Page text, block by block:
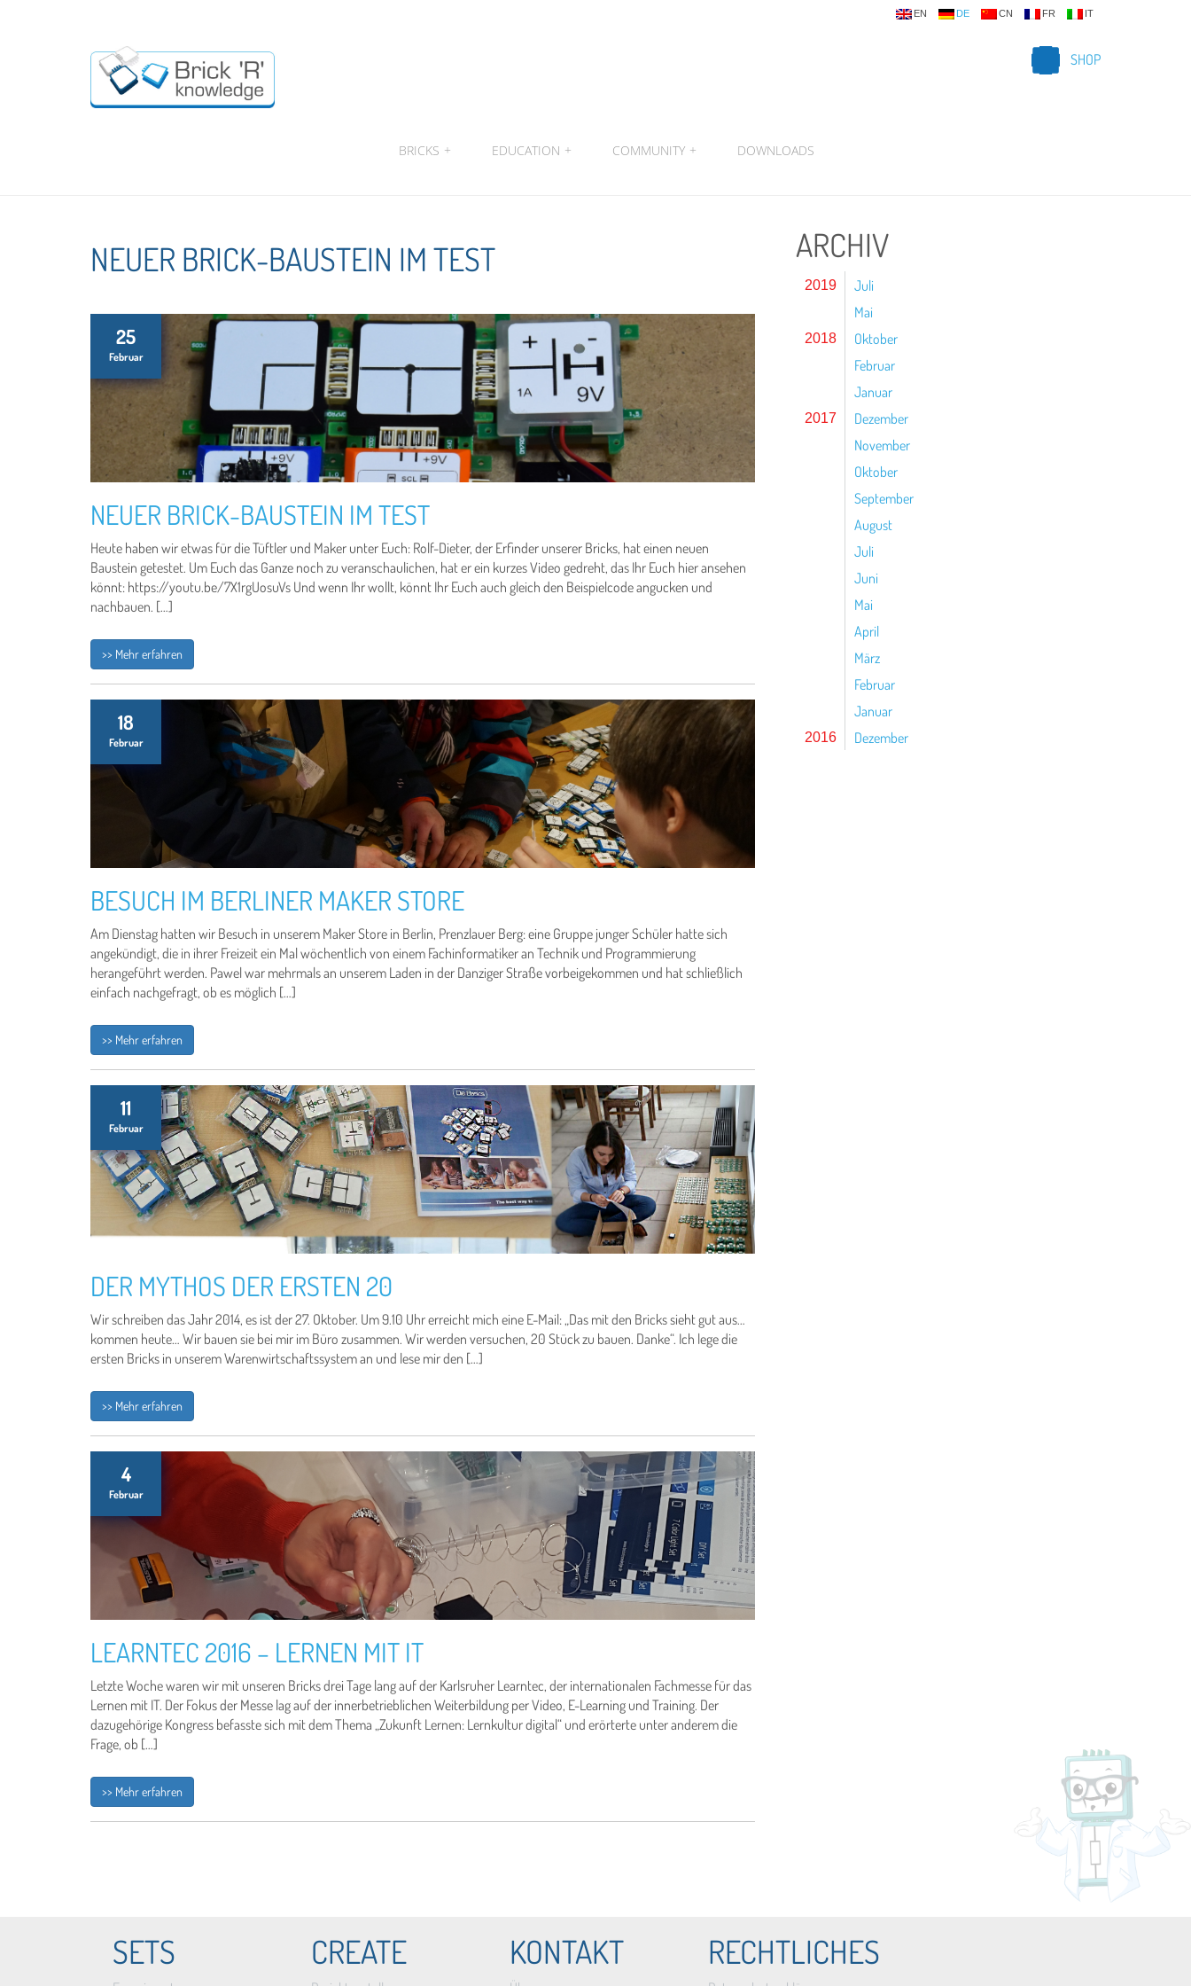
EN DE CN FR IT
SHOP
BRICKS + EDUCATION + COMMUNITY + DOWNLOADS
NEUER BRICK-BAUSTEIN IM TEST
25
Februar
NEUER BRICK-BAUSTEIN IM TEST
Heute haben wir etwas für die Tüftler und Maker unter Euch: Rolf-Dieter, der Erfinder unserer Bricks, hat einen neuen
Baustein getestet. Um Euch das Ganze noch zu veranschaulichen, hat er ein kurzes Video gedreht, das Ihr Euch hier ansehen
könnt: https://youtu.be/7X1rgUosuVs Und wenn Ihr wollt, könnt Ihr Euch auch gleich den Beispielcode angucken und
nachbauen. […]
>> Mehr erfahren
18
Februar
BESUCH IM BERLINER MAKER STORE
Am Dienstag hatten wir Besuch in unserem Maker Store in Berlin, Prenzlauer Berg: eine Gruppe junger Schüler hatte sich
angekündigt, die in ihrer Freizeit ein Mal wöchentlich von einem Fachinformatiker an Technik und Programmierung
herangeführt werden. Pawel war mehrmals an unserem Laden in der Danziger Straße vorbeigekommen und hat schließlich
einfach nachgefragt, ob es möglich […]
>> Mehr erfahren
11
Februar
DER MYTHOS DER ERSTEN 20
Wir schreiben das Jahr 2014, es ist der 27. Oktober. Um 9.10 Uhr erreicht mich eine E-Mail: „Das mit den Bricks sieht gut aus…
kommen heute… Wir bauen sie bei mir im Büro zusammen. Wir werden versuchen, 20 Stück zu bauen. Danke“. Ich lege die
ersten Bricks in unserem Warenwirtschaftssystem an und lese mir den […]
>> Mehr erfahren
4
Februar
LEARNTEC 2016 – LERNEN MIT IT
Letzte Woche waren wir mit unseren Bricks drei Tage lang auf der Karlsruher Learntec, der internationalen Fachmesse für das
Lernen mit IT. Der Fokus der Messe lag auf der innerbetrieblichen Weiterbildung per Video, E-Learning und Training. Der
dazugehörige Kongress befasste sich mit dem Thema „Zukunft Lernen: Lernkultur digital“ und erörterte unter anderem die
Frage, ob […]
>> Mehr erfahren
ARCHIV
2019
Juli
Mai
2018
Oktober
Februar
Januar
2017
Dezember
November
Oktober
September
August
Juli
Juni
Mai
April
März
Februar
Januar
2016 Dezember
SETS CREATE KONTAKT RECHTLICHES